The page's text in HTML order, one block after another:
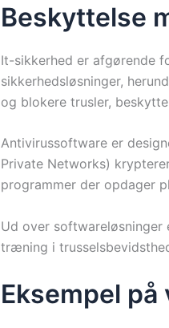
Beskyttelse
It-sikkerhed er afgørende
sikkerhedsløsninger,
og blokere trusler,
Antivirussoftware er
Private Networks)
programmer der opdager
Ud over
træning i
Eksempel